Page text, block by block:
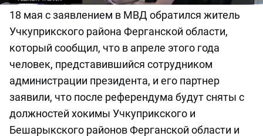
18 мая с заявлением в МВД обратился житель
Учкуприкского района Ферганской области,
который сообщил, что в апреле этого года
человек, представившийся сотрудником
администрации президента, и его партнер
заявили, что после референдума будут сняты с
должностей хокимы Учкуприкского и
Бешарыкского районов Ферганской области и